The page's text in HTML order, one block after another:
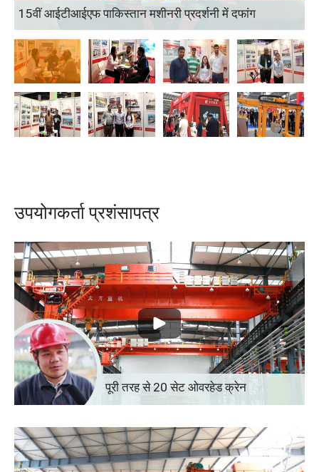
15वीं आईटीआईएफ पाकिस्तान मशीनरी प्रदर्शनी में दफांग
उपयोगकर्ता प्रशंसापत्र
पूरी तरह से 20 सेट ओवरहेड क्रेन